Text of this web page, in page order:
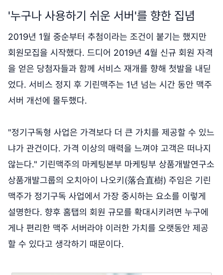
'누구나 사용하기 쉬운 서버'를 향한 집념
2019년 1월 중순부터 추첨이라는 조건이 붙기는 했지만
회원모집을 시작했다. 드디어 2019년 4월 신규 회원 자격
을 얻은 당첨자들과 함께 서비스 재개를 향해 첫발을 내딛
었다. 서비스 정지 후 기린맥주는 1년 넘는 시간 동안 맥주
서버 개선에 몰두했다.
"정기구독형 사업은 가격보다 더 큰 가치를 제공할 수 있느
냐가 관건이다. 가격 이상의 매력을 느껴야 고객은 떠나지
않는다." 기린맥주의 마케팅본부 마케팅부 상품개발연구소
상품개발그룹의 오치아이 나오키(落合直樹) 주임은 기린
맥주가 정기구독 사업에서 가장 중시하는 요소를 이렇게
설명한다. 향후 홈탭의 회원 규모를 확대시키려면 누구에
게나 편리한 맥주 서버라야 이러한 가치를 오랫동안 제공
할 수 있다고 생각하기 때문이다.